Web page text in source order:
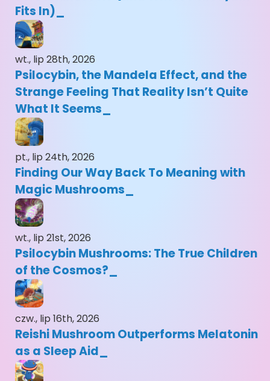
Fits In)
wt., lip 28th, 2026
Psilocybin, the Mandela Effect, and the
Strange Feeling That Reality Isn’t Quite
What It Seems
pt., lip 24th, 2026
Finding Our Way Back To Meaning with
Magic Mushrooms
wt., lip 21st, 2026
Psilocybin Mushrooms: The True Children
of the Cosmos?
czw., lip 16th, 2026
Reishi Mushroom Outperforms Melatonin
as a Sleep Aid